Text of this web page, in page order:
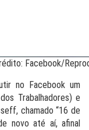
Facebook/
no Facebook um
Trabalhadores) e
chamado “16 de
novo até aí, afinal